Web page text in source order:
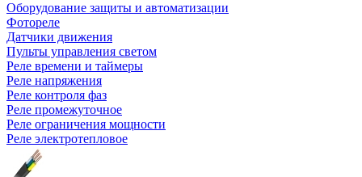
Оборудование защиты и автоматизации
Фотореле
Датчики движения
Пульты управления светом
Реле времени и таймеры
Реле напряжения
Реле контроля фаз
Реле промежуточное
Реле ограничения мощности
Реле электротепловое